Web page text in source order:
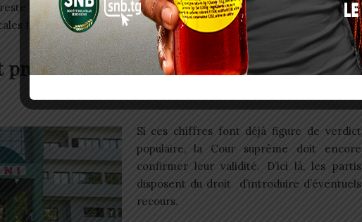
perméable aux initiatives nouvelles, dès lors qu’elles sont portées
fortes.
en attendant le sceau de la Cour
Si ces chiffres font déjà figure de verdict
populaire, la Cour suprême doit encore
confirmer leur validité. D’ici là, les partis
disposent du droit d’introduire d’éventuels
recours.